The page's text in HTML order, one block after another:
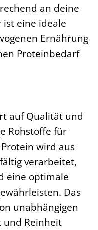
an deine
ist eine ideale
Ernährung
Proteinbedarf
auf Qualität und
Rohstoffe für
wird aus
verarbeitet,
eine optimale
Das
unabhängigen
und Reinheit